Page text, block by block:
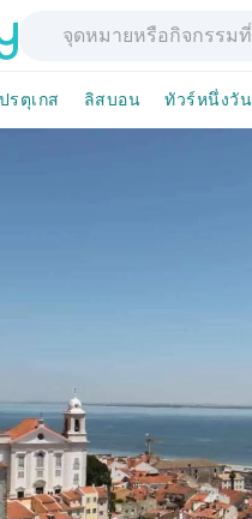
รตุเกส ลิสบอน ทัวร์หนึ่งวัน